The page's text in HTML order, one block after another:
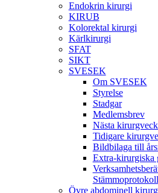
Endokrin kirurgi
KIRUB
Kolorektal kirurgi
Kärlkirurgi
SFAT
SIKT
SVESEK
Om SVESEK
Styrelse
Stadgar
Medlemsbrev
Nästa
Tidigare
Bildbilaga till
Extra-kirurgiska
Stämmoprotokoll
Övre abdominell